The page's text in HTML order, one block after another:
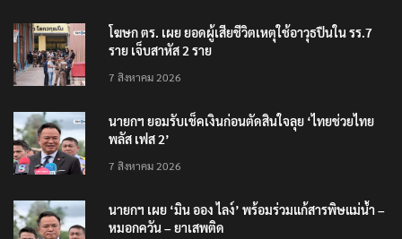
โฆษก ตร. เผย ยอดผู้เสียชีวิตเหตุใช้อาวุธปืนใน รร.7
ราย เจ็บสาหัส 2 ราย
7 สิงหาคม 2026
นายกฯ ยอมรับเช็คเงินก่อนตัดสินใจลุย ‘ไทยช่วยไทย
พลัส เฟส 2’
7 สิงหาคม 2026
นายกฯ เผย ‘มิน ออง ไลง์’ พร้อมร่วมแก้สารพิษแม่น้ำ –
หมอกควัน – ยาเสพติด